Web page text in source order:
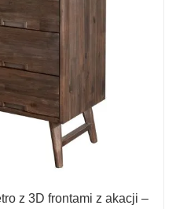
z 3D frontami z akacji –